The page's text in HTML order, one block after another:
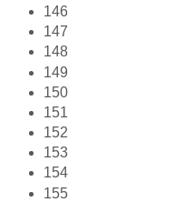
146
147
148
149
150
151
152
153
154
155